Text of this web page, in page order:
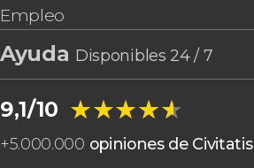
Empleo
Ayuda Disponibles 24 / 7
9,1/10 ★★★★★
★★★★★
+5.000.000 opiniones de Civitatis